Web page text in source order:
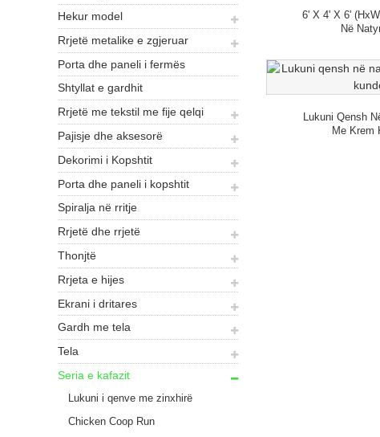
Hekur model
Rrjetë metalike e zgjeruar
Porta dhe paneli i fermës
Shtyllat e gardhit
Rrjetë me tekstil me fije qelqi
Pajisje dhe aksesorë
Dekorimi i Kopshtit
Porta dhe paneli i kopshtit
Spiralja në rritje
Rrjetë dhe rrjetë
Thonjtë
Rrjeta e hijes
Ekrani i dritares
Gardh me tela
Tela
Seria e kafazit
Lukuni i qenve me zinxhirë
Chicken Coop Run
6' X 4' X 6'
Në
Lukuni Qensh
Me Krem